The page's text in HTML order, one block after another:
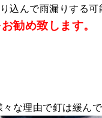
込んで雨漏りする可
勧め致します。
な理由で釘は緩んで